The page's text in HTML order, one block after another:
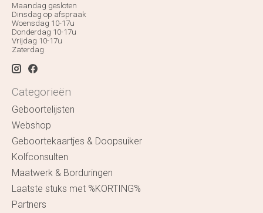
Maandag gesloten
Dinsdag op afspraak
Woensdag 10-17u
Donderdag 10-17u
Vrijdag 10-17u
Zaterdag
Categorieën
Geboortelijsten
Webshop
Geboortekaartjes & Doopsuiker
Kolfconsulten
Maatwerk & Borduringen
Laatste stuks met %KORTING%
Partners